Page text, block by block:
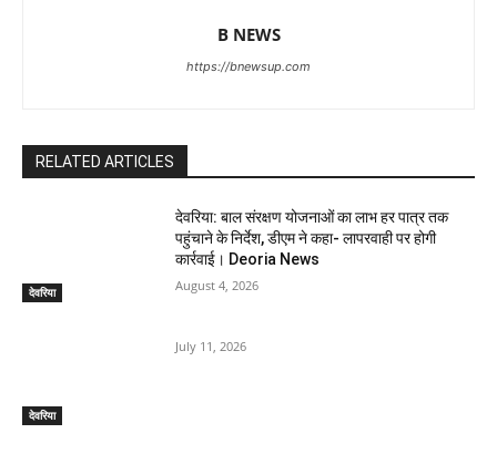
B NEWS
https://bnewsup.com
RELATED ARTICLES
देवरिया
देवरिया: बाल संरक्षण योजनाओं का लाभ हर पात्र तक
पहुंचाने के निर्देश, डीएम ने कहा- लापरवाही पर होगी
कार्रवाई। Deoria News
August 4, 2026
देवरिया
July 11, 2026